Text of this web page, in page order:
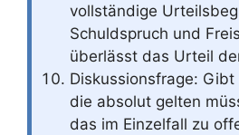
vollständige
Schuldspruch und
überlässt das Urteil
Diskussionsfrage: Gibt
die absolut gelten
das im Einzelfall zu